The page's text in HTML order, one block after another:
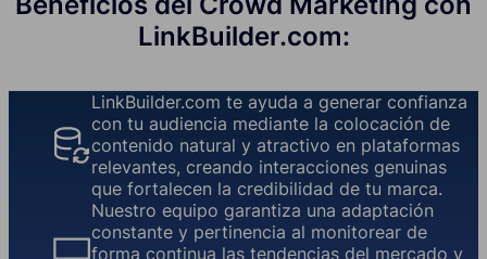
LinkBuilder.com:
LinkBuilder.com te ayuda a generar confianza
con tu audiencia mediante la colocación de
contenido natural y atractivo en plataformas
relevantes, creando interacciones genuinas
que fortalecen la credibilidad de tu marca.
Nuestro equipo garantiza una adaptación
constante y pertinencia al monitorear de
forma continua las tendencias del mercado y